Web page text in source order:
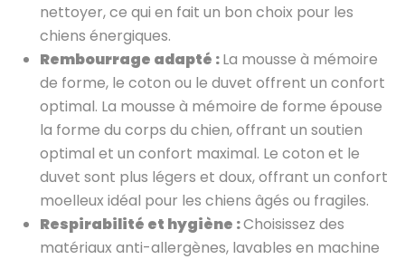
nettoyer, ce qui en fait un bon choix pour les
chiens énergiques.
Rembourrage adapté :La mousse à mémoire
de forme, le coton ou le duvet offrent un confort
optimal. La mousse à mémoire de forme épouse
la forme du corps du chien, offrant un soutien
optimal et un confort maximal. Le coton et le
duvet sont plus légers et doux, offrant un confort
moelleux idéal pour les chiens âgés ou fragiles.
Respirabilité et hygiène :Choisissez des
matériaux anti-allergènes, lavables en machine